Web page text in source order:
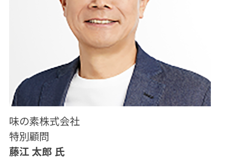
味の素株式会社
特別顧問
藤江 太郎 氏